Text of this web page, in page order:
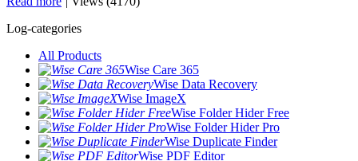
Log-categories
All Products
Wise Care 365
Wise Data Recovery
Wise ImageX
Wise Folder Hider Free
Wise Folder Hider Pro
Wise Duplicate Finder
Wise PDF Editor